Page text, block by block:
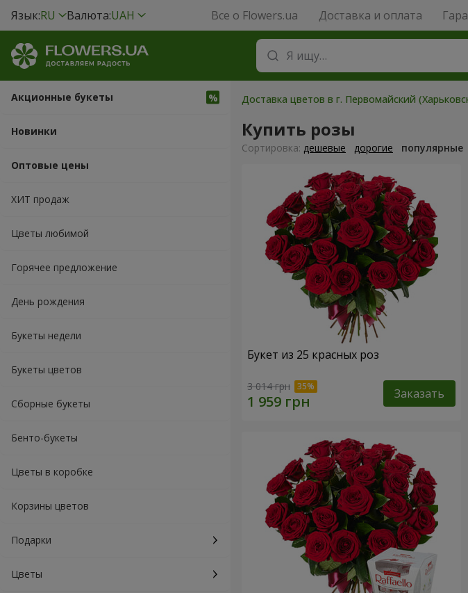
Язык:RU Валюта:UAH Все о Flowers.ua Доставка и оплата
Акционные букеты
Новинки
Оптовые цены
ХИТ продаж
Цветы любимой
Горячее предложение
День рождения
Букеты недели
Букеты цветов
Сборные букеты
Бенто-букеты
Цветы в коробке
Корзины цветов
Подарки
Цветы
Доставка цветов в г. Первомайский
Купить розы
Cортировка: дешевые дорогие популярные
Букет из 25 красных роз
3 014 грн Заказать